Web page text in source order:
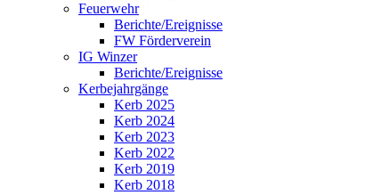
Feuerwehr
Berichte/Ereignisse
FW Förderverein
IG Winzer
Berichte/Ereignisse
Kerbejahrgänge
Kerb 2025
Kerb 2024
Kerb 2023
Kerb 2022
Kerb 2019
Kerb 2018